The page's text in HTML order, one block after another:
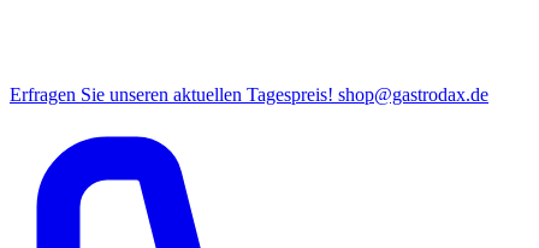
Erfragen Sie unseren aktuellen Tagespreis! shop@gastrodax.de